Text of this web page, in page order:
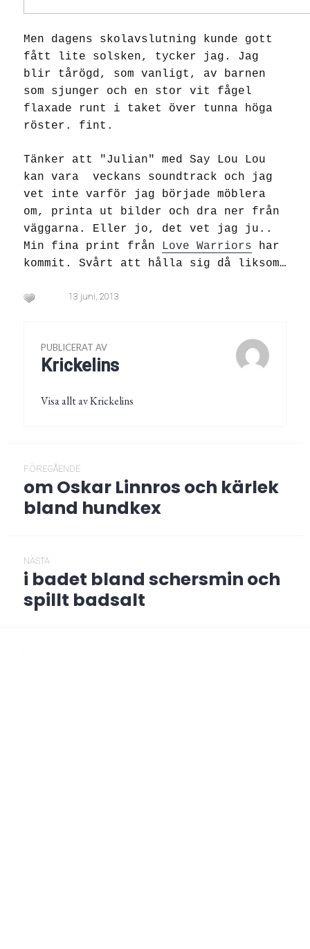
Men dagens skolavslutning kunde gott
fått lite solsken, tycker jag. Jag
blir tårögd, som vanligt, av barnen
som sjunger och en stor vit fågel
flaxade runt i taket över tunna höga
röster. fint.
Tänker att "Julian" med Say Lou Lou
kan vara veckans soundtrack och jag
vet inte varför jag började möblera
om, printa ut bilder och dra ner från
väggarna. Eller jo, det vet jag ju..
Min fina print från Love Warriors har
kommit. Svårt att hålla sig då liksom…
13 juni, 2013
PUBLICERAT AV
Krickelins
Visa allt av Krickelins
FÖREGÅENDE
Föregående
post:
om Oskar Linnros och kärlek
bland hundkex
NÄSTA
Nästa
post:
i badet bland schersmin och
spillt badsalt